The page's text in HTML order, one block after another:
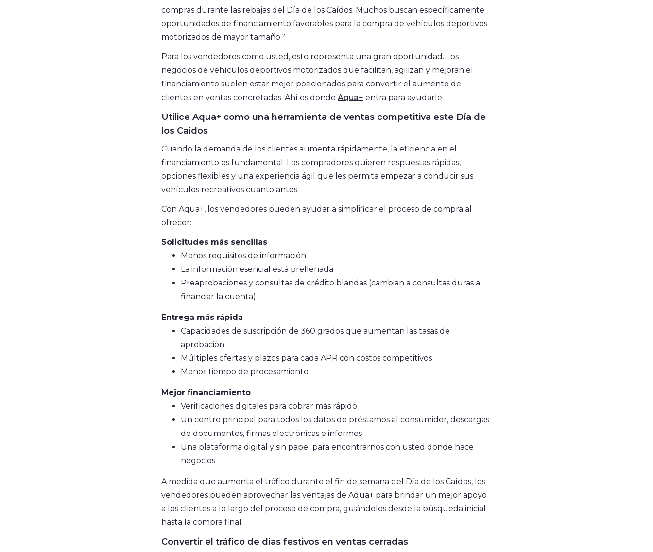
compras durante las rebajas del Día de los Caídos. Muchos buscan específicamente
oportunidades de financiamiento favorables para la compra de vehículos deportivos
motorizados de mayor tamaño.²
Para los vendedores como usted, esto representa una gran oportunidad. Los
negocios de vehículos deportivos motorizados que facilitan, agilizan y mejoran el
financiamiento suelen estar mejor posicionados para convertir el aumento de
clientes en ventas concretadas. Ahí es donde Aqua+ entra para ayudarle.
Utilice Aqua+ como una herramienta de ventas competitiva este Día de
los Caídos
Cuando la demanda de los clientes aumenta rápidamente, la eficiencia en el
financiamiento es fundamental. Los compradores quieren respuestas rápidas,
opciones flexibles y una experiencia ágil que les permita empezar a conducir sus
vehículos recreativos cuanto antes.
Con Aqua+, los vendedores pueden ayudar a simplificar el proceso de compra al
ofrecer:
Solicitudes más sencillas
Menos requisitos de información
La información esencial está prellenada
Preaprobaciones y consultas de crédito blandas (cambian a consultas duras al
financiar la cuenta)
Entrega más rápida
Capacidades de suscripción de 360 grados que aumentan las tasas de
aprobación
Múltiples ofertas y plazos para cada APR con costos competitivos
Menos tiempo de procesamiento
Mejor financiamiento
Verificaciones digitales para cobrar más rápido
Un centro principal para todos los datos de préstamos al consumidor, descargas
de documentos, firmas electrónicas e informes
Una plataforma digital y sin papel para encontrarnos con usted donde hace
negocios
A medida que aumenta el tráfico durante el fin de semana del Día de los Caídos, los
vendedores pueden aprovechar las ventajas de Aqua+ para brindar un mejor apoyo
a los clientes a lo largo del proceso de compra, guiándolos desde la búsqueda inicial
hasta la compra final.
Convertir el tráfico de días festivos en ventas cerradas